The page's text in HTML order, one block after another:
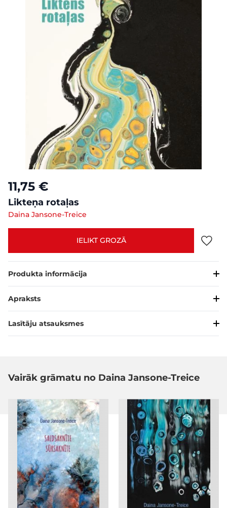
11,75 €
Likteņa rotaļas
Daina Jansone-Treice
IELIKT GROZĀ
Produkta informācija
Apraksts
Lasītāju atsauksmes
Vairāk grāmatu no Daina Jansone-Treice